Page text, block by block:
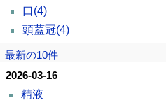
口 (4)
頭蓋冠(4)
最新の10件
2026-03-16
精液